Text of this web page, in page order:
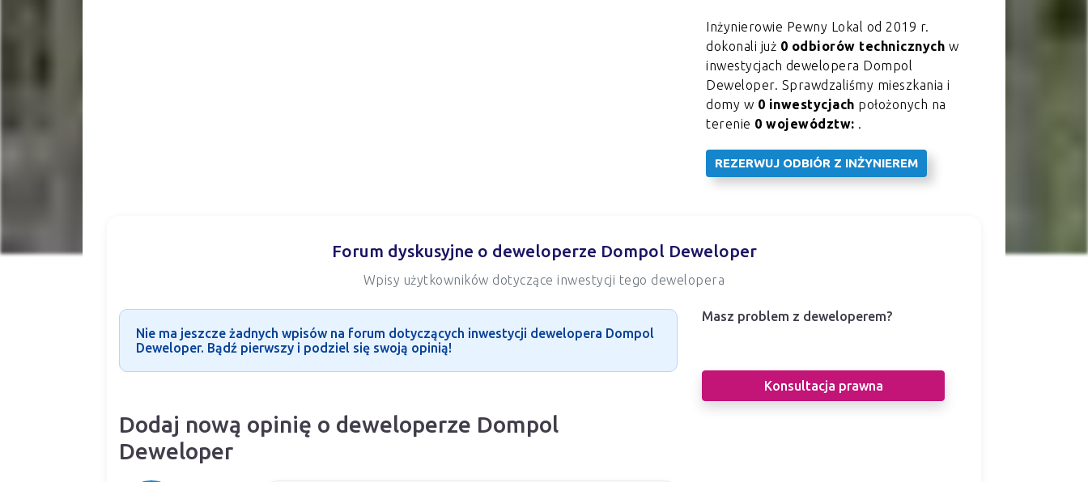
Inżynierowie Pewny Lokal od 2019 r.
dokonali już 0 odbiorów technicznych w
inwestycjach dewelopera Dompol
Deweloper. Sprawdzaliśmy mieszkania i
domy w 0 inwestycjach położonych na
terenie 0 województw: .
REZERWUJ ODBIÓR Z INŻYNIEREM
Forum dyskusyjne o deweloperze Dompol Deweloper
Wpisy użytkowników dotyczące inwestycji tego dewelopera
Nie ma jeszcze żadnych wpisów na forum dotyczących inwestycji dewelopera Dompol
Deweloper. Bądź pierwszy i podziel się swoją opinią!
Dodaj nową opinię o deweloperze Dompol
Deweloper
Masz problem z deweloperem?
Konsultacja prawna